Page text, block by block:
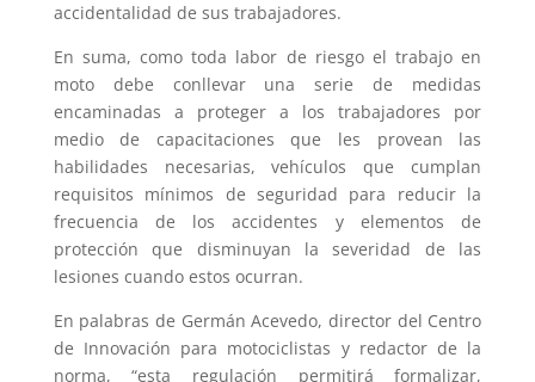
accidentalidad de sus trabajadores.
En suma, como toda labor de riesgo el trabajo en
moto debe conllevar una serie de medidas
encaminadas a proteger a los trabajadores por
medio de capacitaciones que les provean las
habilidades necesarias, vehículos que cumplan
requisitos mínimos de seguridad para reducir la
frecuencia de los accidentes y elementos de
protección que disminuyan la severidad de las
lesiones cuando estos ocurran.
En palabras de Germán Acevedo, director del Centro
de Innovación para motociclistas y redactor de la
norma, “esta regulación permitirá formalizar,